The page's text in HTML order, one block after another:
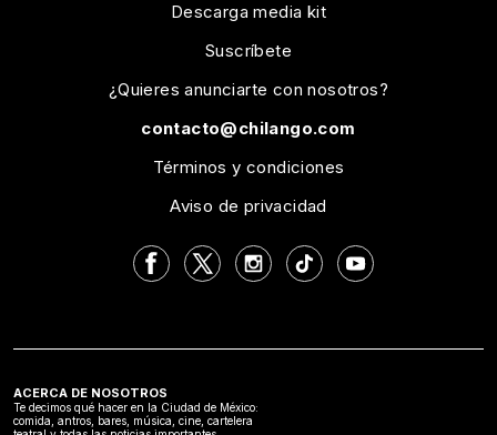
Descarga media kit
Suscríbete
¿Quieres anunciarte con nosotros?
contacto@chilango.com
Términos y condiciones
Aviso de privacidad
ACERCA DE NOSOTROS
Te decimos qué hacer en la Ciudad de México:
comida, antros, bares, música, cine, cartelera